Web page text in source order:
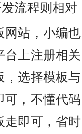
流程则相对
网站，小编也
台上注册相关
，选择模板与
可，不懂代码
走即可，省时